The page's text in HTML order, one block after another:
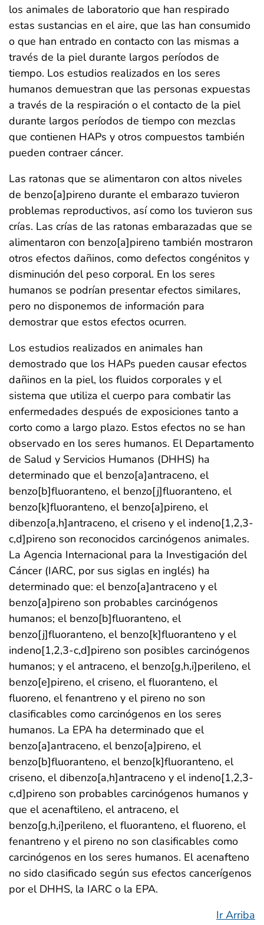
los animales de laboratorio que han respirado
estas sustancias en el aire, que las han consumido
o que han entrado en contacto con las mismas a
través de la piel durante largos períodos de
tiempo. Los estudios realizados en los seres
humanos demuestran que las personas expuestas
a través de la respiración o el contacto de la piel
durante largos períodos de tiempo con mezclas
que contienen HAPs y otros compuestos también
pueden contraer cáncer.
Las ratonas que se alimentaron con altos niveles
de benzo[a]pireno durante el embarazo tuvieron
problemas reproductivos, así como los tuvieron sus
crías. Las crías de las ratonas embarazadas que se
alimentaron con benzo[a]pireno también mostraron
otros efectos dañinos, como defectos congénitos y
disminución del peso corporal. En los seres
humanos se podrían presentar efectos similares,
pero no disponemos de información para
demostrar que estos efectos ocurren.
Los estudios realizados en animales han
demostrado que los HAPs pueden causar efectos
dañinos en la piel, los fluidos corporales y el
sistema que utiliza el cuerpo para combatir las
enfermedades después de exposiciones tanto a
corto como a largo plazo. Estos efectos no se han
observado en los seres humanos. El Departamento
de Salud y Servicios Humanos (DHHS) ha
determinado que el benzo[a]antraceno, el
benzo[b]fluoranteno, el benzo[j]fluoranteno, el
benzo[k]fluoranteno, el benzo[a]pireno, el
dibenzo[a,h]antraceno, el criseno y el indeno[1,2,3-
c,d]pireno son reconocidos carcinógenos animales.
La Agencia Internacional para la Investigación del
Cáncer (IARC, por sus siglas en inglés) ha
determinado que: el benzo[a]antraceno y el
benzo[a]pireno son probables carcinógenos
humanos; el benzo[b]fluoranteno, el
benzo[j]fluoranteno, el benzo[k]fluoranteno y el
indeno[1,2,3-c,d]pireno son posibles carcinógenos
humanos; y el antraceno, el benzo[g,h,i]perileno, el
benzo[e]pireno, el criseno, el fluoranteno, el
fluoreno, el fenantreno y el pireno no son
clasificables como carcinógenos en los seres
humanos. La EPA ha determinado que el
benzo[a]antraceno, el benzo[a]pireno, el
benzo[b]fluoranteno, el benzo[k]fluoranteno, el
criseno, el dibenzo[a,h]antraceno y el indeno[1,2,3-
c,d]pireno son probables carcinógenos humanos y
que el acenaftileno, el antraceno, el
benzo[g,h,i]perileno, el fluoranteno, el fluoreno, el
fenantreno y el pireno no son clasificables como
carcinógenos en los seres humanos. El acenafteno
no sido clasificado según sus efectos cancerígenos
por el DHHS, la IARC o la EPA.
Ir Arriba